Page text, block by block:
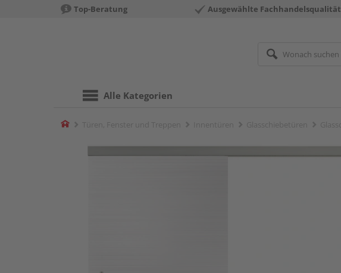
Top-Beratung Ausgewählte Fachhandelsqualität
Alle Kategorien
Home